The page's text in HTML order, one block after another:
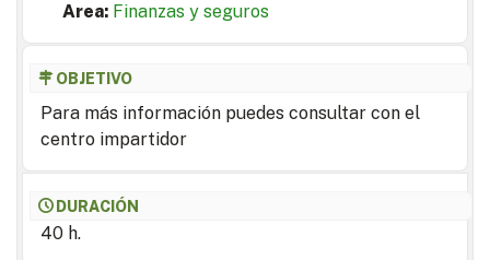
Area: Finanzas y seguros
OBJETIVO
Para más información puedes consultar con el
centro impartidor
DURACIÓN
40 h.